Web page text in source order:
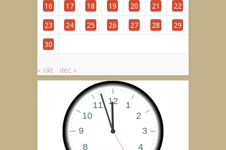
16
17 18 19 20 21
22
23
24 25 26 27 28
29
30
« okt dec »